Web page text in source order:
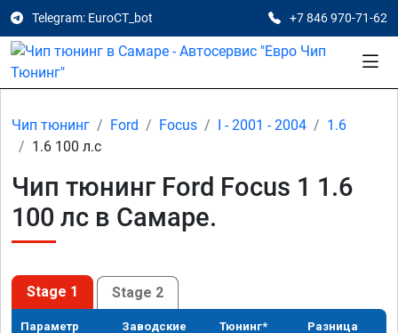
Telegram: EuroCT_bot +7 846 970-71-62
Чип тюнинг Ford Focus I - 2001 - 2004
1.6
1.6 100 л.с
Чип тюнинг Ford Focus 1 1.6
100 лс в Самаре.
Stage 1 Stage 2
Параметр Заводские Тюнинг* Разница